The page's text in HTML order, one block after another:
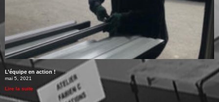
L’équipe en action !
mai 5, 2021
Lire la suite